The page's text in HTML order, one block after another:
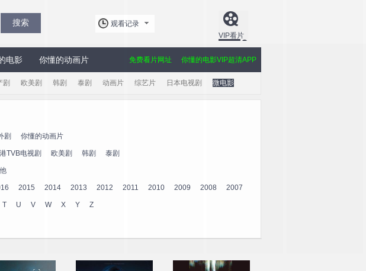
观看记录
VIP看片
电影 你懂的动画片 你懂的电影VIP超清APP
免费看片网址
剧 欧美剧 韩剧 泰剧 动画片 综艺片 日本电视剧 微电影
剧 你懂的动画片
TVB电视剧 欧美剧 韩剧 泰剧
2015 2014 2013 2012 2011 2010 2009 2008 2007
T U V W X Y Z